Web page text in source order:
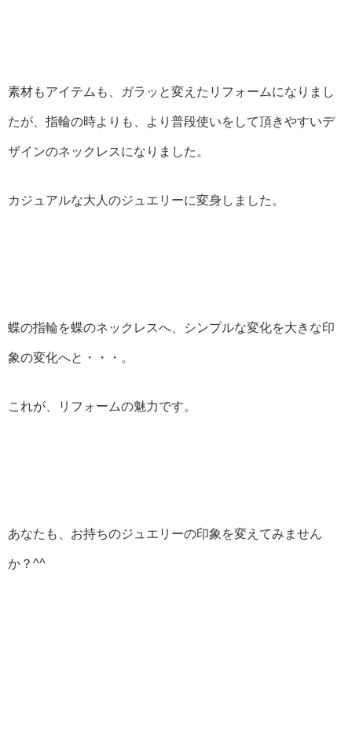
素材もアイテムも、ガラッと変えたリフォームになりまし
たが、指輪の時よりも、より普段使いをして頂きやすいデ
ザインのネックレスになりました。
カジュアルな大人のジュエリーに変身しました。
蝶の指輪を蝶のネックレスへ、シンプルな変化を大きな印
象の変化へと・・・。
これが、リフォームの魅力です。
あなたも、お持ちのジュエリーの印象を変えてみません
か？^^